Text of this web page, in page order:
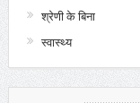
श्रेणी के बिना
स्वास्थ्य